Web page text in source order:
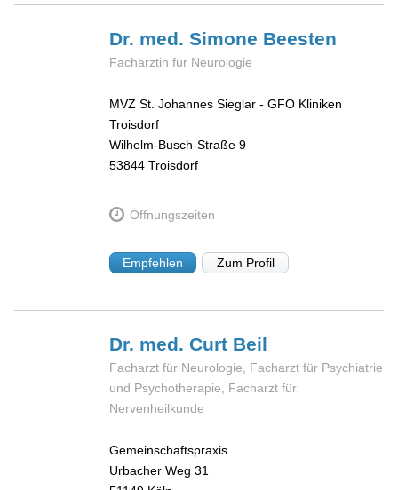
Dr. med. Simone Beesten
Fachärztin für Neurologie
MVZ St. Johannes Sieglar - GFO Kliniken
Troisdorf
Wilhelm-Busch-Straße 9
53844 Troisdorf
Öffnungszeiten
Empfehlen Zum Profil
Dr. med. Curt Beil
Facharzt für Neurologie, Facharzt für Psychiatrie
und Psychotherapie, Facharzt für
Nervenheilkunde
Gemeinschaftspraxis
Urbacher Weg 31